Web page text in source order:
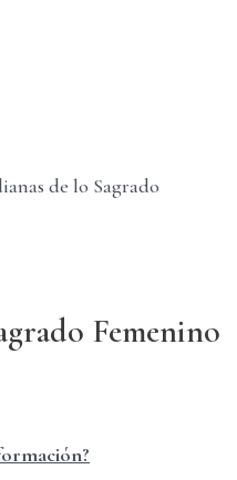
de lo Sagrado
Femenino